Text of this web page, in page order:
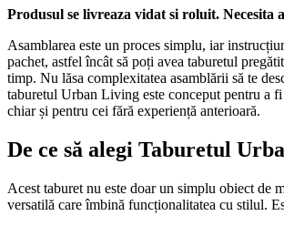
Produsul se livreaza vidat si roluit. Necesita
Asamblarea este un proces simplu, iar
pachet, astfel încât să poți avea taburetul
timp. Nu lăsa complexitatea asamblării să te
taburetul Urban Living este conceput pentru a
chiar și pentru cei fără experiență anterioară.
De ce să alegi Taburetul
Acest taburet nu este doar un simplu obiect de
versatilă care îmbină funcționalitatea cu stilul.